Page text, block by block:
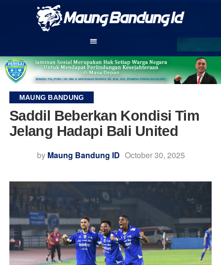
MAUNG BANDUNG
Saddil Beberkan Kondisi Tim
Jelang Hadapi Bali United
by Maung Bandung ID October 30, 2025